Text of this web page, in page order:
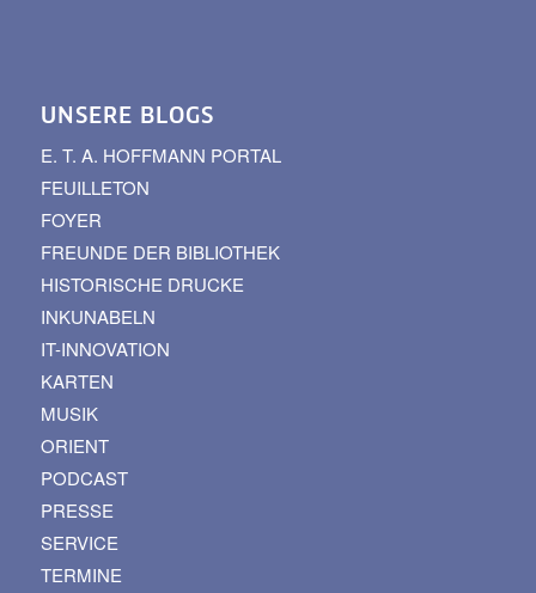
UNSERE BLOGS
E. T. A. HOFFMANN PORTAL
FEUILLETON
FOYER
FREUNDE DER BIBLIOTHEK
HISTORISCHE DRUCKE
INKUNABELN
IT-INNOVATION
KARTEN
MUSIK
ORIENT
PODCAST
PRESSE
SERVICE
TERMINE